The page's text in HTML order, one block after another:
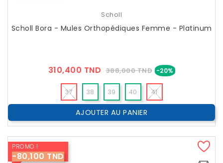
Scholl
Scholl Bora - Mules Orthopédiques Femme - Platinum
310,400 TND Prix
Public
388,000 TND -20% Prix
37 38 39 40 41
AJOUTER AU PANIER
PROMO !
-80,100 TND